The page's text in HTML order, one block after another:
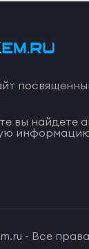
вы найдете
информацию
- Все